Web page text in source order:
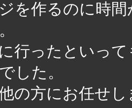
を作るのに時
行ったといっ
した。
の方にお任せし